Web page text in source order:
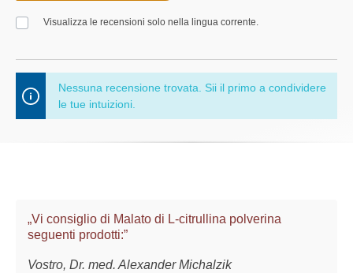
Visualizza le recensioni solo nella lingua corrente.
Nessuna recensione trovata. Sii il primo a condividere
le tue intuizioni.
„Vi consiglio di Malato di L-citrullina polverina
seguenti prodotti:”
Vostro, Dr. med. Alexander Michalzik